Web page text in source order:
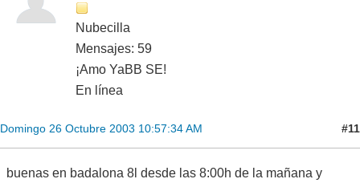
Nubecilla
Mensajes: 59
¡Amo YaBB SE!
En línea
Domingo 26 Octubre 2003 10:57:34 AM #11
buenas en badalona 8l desde las 8:00h de la mañana y